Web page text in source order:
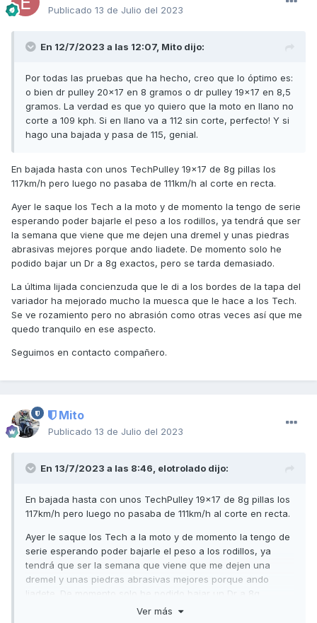
Publicado 13 de Julio del 2023
En 12/7/2023 a las 12:07, Mito dijo:
Por todas las pruebas que ha hecho, creo que lo óptimo es:
o bien dr pulley 20x17 en 8 gramos o dr pulley 19x17 en 8,5
gramos. La verdad es que yo quiero que la moto en llano no
corte a 109 kph. Si en llano va a 112 sin corte, perfecto! Y si
hago una bajada y pasa de 115, genial.
En bajada hasta con unos TechPulley 19x17 de 8g pillas los
117km/h pero luego no pasaba de 111km/h al corte en recta.
Ayer le saque los Tech a la moto y de momento la tengo de serie
esperando poder bajarle el peso a los rodillos, ya tendrá que ser
la semana que viene que me dejen una dremel y unas piedras
abrasivas mejores porque ando liadete. De momento solo he
podido bajar un Dr a 8g exactos, pero se tarda demasiado.
La última lijada concienzuda que le di a los bordes de la tapa del
variador ha mejorado mucho la muesca que le hace a los Tech.
Se ve rozamiento pero no abrasión como otras veces así que me
quedo tranquilo en ese aspecto.
Seguimos en contacto compañero.
Mito
Publicado 13 de Julio del 2023
En 13/7/2023 a las 8:46, elotrolado dijo:
En bajada hasta con unos TechPulley 19x17 de 8g pillas los
117km/h pero luego no pasaba de 111km/h al corte en recta.
Ayer le saque los Tech a la moto y de momento la tengo de
serie esperando poder bajarle el peso a los rodillos, ya
tendrá que ser la semana que viene que me dejen una
dremel y unas piedras abrasivas mejores porque ando
liadete. De momento solo he podido bajar un Dr a 8g
exactos, pero se tarda demasiado.
Ver más